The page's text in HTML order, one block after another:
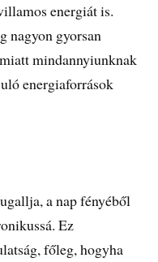
energiát is.
nagyon gyorsan
mindannyiunknak
energiaforrások
a nap fényéből
Ez
főleg, hogyha